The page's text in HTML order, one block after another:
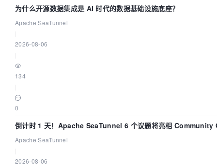
为什么开源数据集成是 AI 时代的数据基础设施底座？
Apache SeaTunnel
2026-08-06
134
0
倒计时 1 天！Apache SeaTunnel 6 个议题将亮相 Community
Code Asia 2026
Apache SeaTunnel
2026-08-06